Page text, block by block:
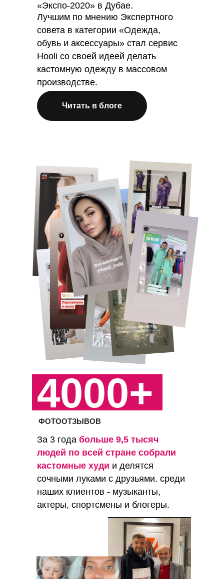
«Экспо-2020» в Дубае.
Лучшим по мнению Экспертного
совета в категории «Одежда,
обувь и аксессуары» стал сервис
Hooli со своей идеей делать
кастомную одежду в массовом
производстве.
Читать в блоге
4000+
ФОТООТЗЫВОВ
За 3 года больше 9,5 тысяч
людей по всей стране собрали
кастомные худи и делятся
сочными луками с друзьями. среди
наших клиентов - музыканты,
актеры, спортсмены и блогеры.